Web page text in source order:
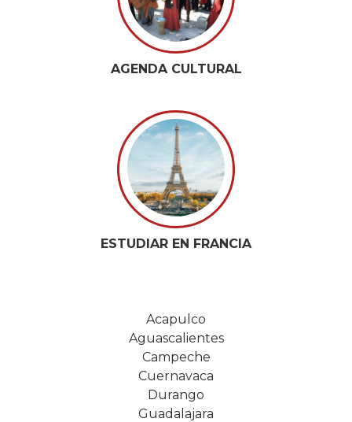
AGENDA CULTURAL
ESTUDIAR EN FRANCIA
Acapulco
Aguascalientes
Campeche
Cuernavaca
Durango
Guadalajara